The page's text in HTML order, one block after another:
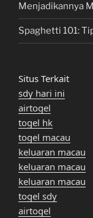
Menjadikannya
Spaghetti 101:
Situs Terkait
sdy hari ini
airtogel
togel hk
togel macau
keluaran macau
keluaran macau
keluaran macau
togel sdy
airtogel